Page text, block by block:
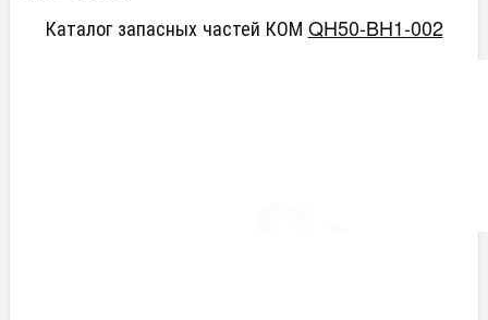
Каталог запасных частей КОМ QH50-BH1-002